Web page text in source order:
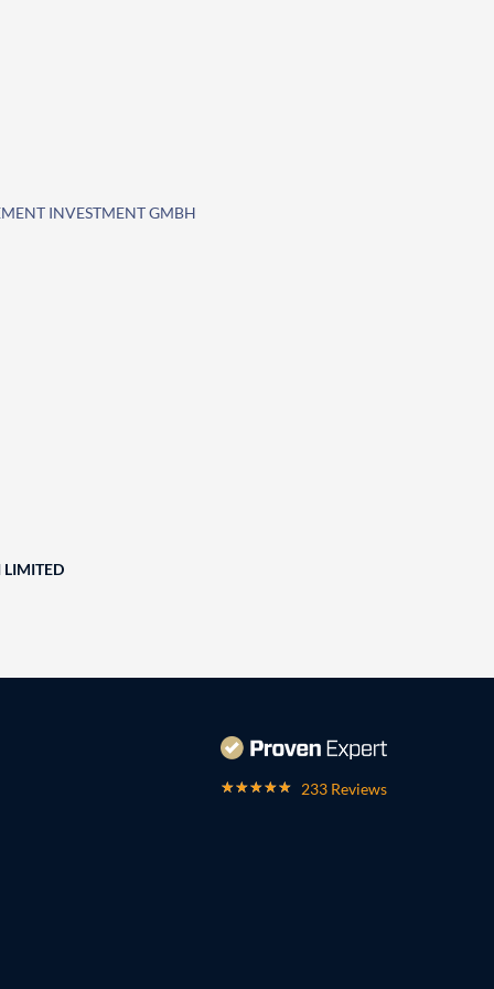
INVESTMENT GMBH
LIMITED
233 Reviews